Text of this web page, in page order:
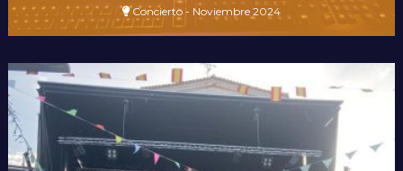
Concierto - Noviembre 2024